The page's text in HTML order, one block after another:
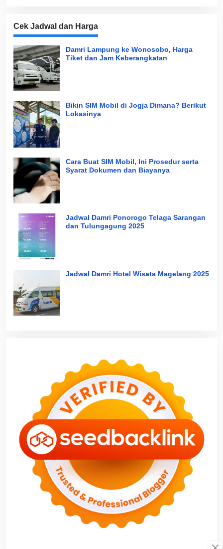
Cek Jadwal dan Harga
Damri Lampung ke Wonosobo, Harga
Tiket dan Jam Keberangkatan
Bikin SIM Mobil di Jogja Dimana? Berikut
Lokasinya
Cara Buat SIM Mobil, Ini Prosedur serta
Syarat Dokumen dan Biayanya
Jadwal Damri Ponorogo Telaga Sarangan
dan Tulungagung 2025
Jadwal Damri Hotel Wisata Magelang 2025